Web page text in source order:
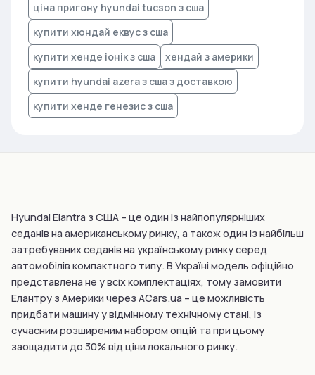
ціна пригону hyundai tucson з сша
купити хюндай еквус з сша
купити хенде іонік з сша
хендай з америки
купити hyundai azera з сша з доставкою
купити хенде генезис з сша
Hyundai Elantra з США – це один із найпопулярніших
седанів на американському ринку, а також один із найбільш
затребуваних седанів на українському ринку серед
автомобілів компактного типу. В Україні модель офіційно
представлена не у всіх комплектаціях, тому замовити
Елантру з Америки через ACars.ua – це можливість
придбати машину у відмінному технічному стані, із
сучасним розширеним набором опцій та при цьому
заощадити до 30% від ціни локального ринку.